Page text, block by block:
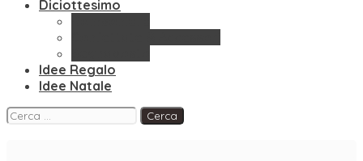
Diciottesimo
Idee Regalo
Idee Natale
Facebook
Instagram
Pinterest
Ricerca